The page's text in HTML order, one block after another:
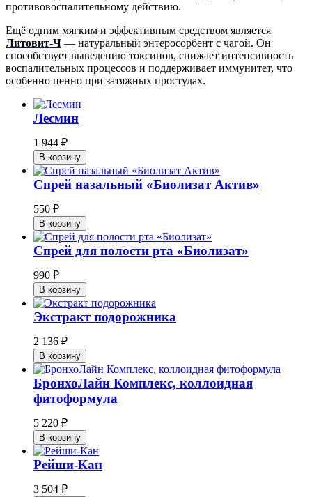
противовоспалительному действию.
Ещё одним мягким и эффективным средством является
Литовит-Ч — натуральный энтеросорбент с чагой. Он
способствует выведению токсинов, снижает интенсивность
воспалительных процессов и поддерживает иммунитет, что
особенно ценно при затяжных простудах.
Лесмин
1 944 ₽
В корзину
Спрей назальный «Биолизат Актив»
550 ₽
В корзину
Спрей для полости рта «Биолизат»
990 ₽
В корзину
Экстракт подорожника
2 136 ₽
В корзину
БронхоЛайн Комплекс, коллоидная
фитоформула
5 220 ₽
В корзину
Рейши-Кан
3 504 ₽